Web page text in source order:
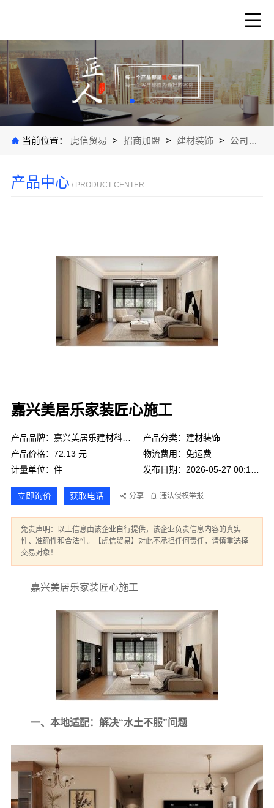
当前位置： 虎信贸易 > 招商加盟 > 建材装饰 > 公司产品
产品中心 / PRODUCT CENTER
嘉兴美居乐家装匠心施工
产品品牌：嘉兴美居乐建材科技有限公司
产品分类：建材装饰
产品价格：72.13 元
物流费用：免运费
计量单位：件
立即询价 获取电话 分享 违法侵权举报
免责声明：以上信息由该企业自行提供，该企业负责信息内容的真实
性、准确性和合法性。【虎信贸易】对此不承担任何责任，请慎重选择
交易对象！
嘉兴美居乐家装匠心施工
一、本地适配：解决“水土不服”问题